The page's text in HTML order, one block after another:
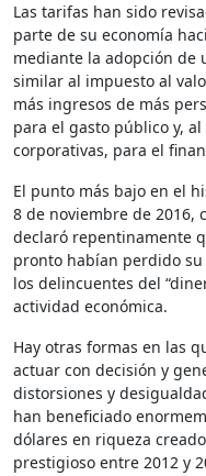
Las tarifas han sido
parte de su economía
mediante la adopción de
similar al impuesto al
más ingresos de más
para el gasto público y,
corporativas, para el
El punto más bajo en el historial de digitalización se produjo el
8 de noviembre de 2016,
declaró repentinamente
pronto habían perdido su
los delincuentes del
actividad económica.
Hay otras formas en las que el poder del gobierno indio para
actuar con decisión y
distorsiones y
han beneficiado
dólares en riqueza
prestigioso entre 2012 y